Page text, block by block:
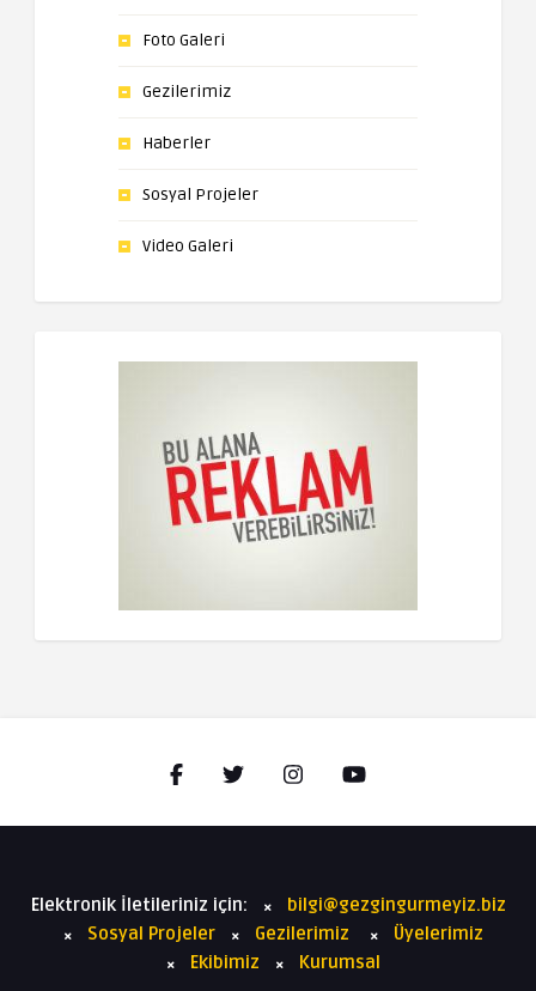
Foto Galeri
Gezilerimiz
Haberler
Sosyal Projeler
Video Galeri
Elektronik İletileriniz için:
bilgi@gezgingurmeyiz.biz
Sosyal Projeler
Gezilerimiz
Üyelerimiz
Ekibimiz
Kurumsal